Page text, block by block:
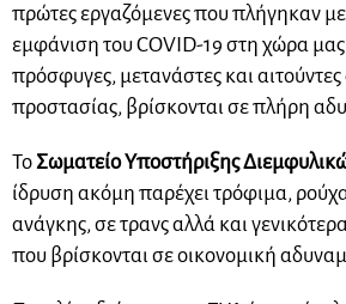
πρώτες εργαζόμενες που πλήγηκαν
εμφάνιση του COVID-19 στη χώρα
πρόσφυγες, μετανάστες και αιτούντες
προστασίας, βρίσκονται σε πλήρη
ΤοΣωματείο Υποστήριξης
ίδρυση ακόμη παρέχει τρόφιμα,
ανάγκης, σε τρανς αλλά και
που βρίσκονται σε οικονομική